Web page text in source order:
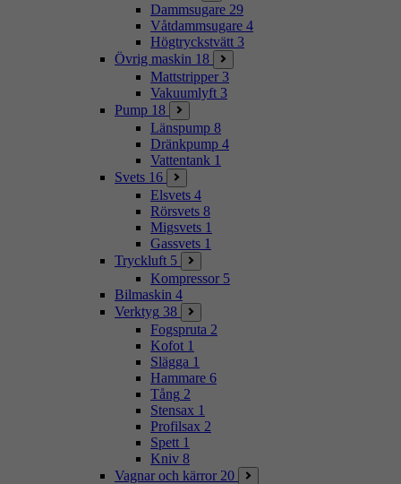
Dammsugare 29
Våtdammsugare 4
Högtryckstvätt 3
Övrig maskin 18
Mattstripper 3
Vakuumlyft 3
Pump 18
Länspump 8
Dränkpump 4
Vattentank 1
Svets 16
Elsvets 4
Rörsvets 8
Migsvets 1
Gassvets 1
Tryckluft 5
Kompressor 5
Bilmaskin 4
Verktyg 38
Fogspruta 2
Kofot 1
Slägga 1
Hammare 6
Tång 2
Stensax 1
Profilsax 2
Spett 1
Kniv 8
Vagnar och kärror 20